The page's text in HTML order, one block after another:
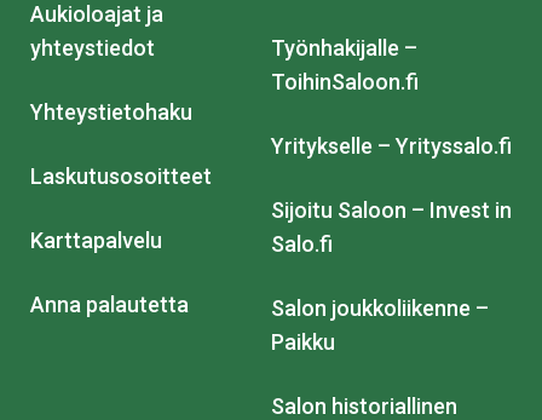
Aukioloajat ja
yhteystiedot
Yhteystietohaku
Laskutusosoitteet
Karttapalvelu
Anna palautetta
Työnhakijalle –
ToihinSaloon.fi
Yritykselle – Yrityssalo.fi
Sijoitu Saloon – Invest in
Salo.fi
Salon joukkoliikenne –
Paikku
Salon historiallinen